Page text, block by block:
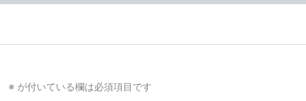
※ が付いている欄は必須項目です